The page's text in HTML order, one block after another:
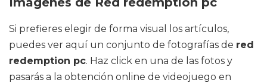
Si prefieres elegir de forma visual los artículos,
puedes ver aquí un conjunto de fotografías de red
redemption pc. Haz click en una de las fotos y
pasarás a la obtención online de videojuego en